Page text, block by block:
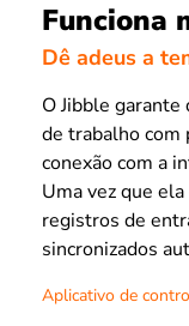
Funciona
Dê adeus a
O Jibble
de trabalho com
conexão com a
Uma vez que
registros de
sincronizados
Aplicativo de